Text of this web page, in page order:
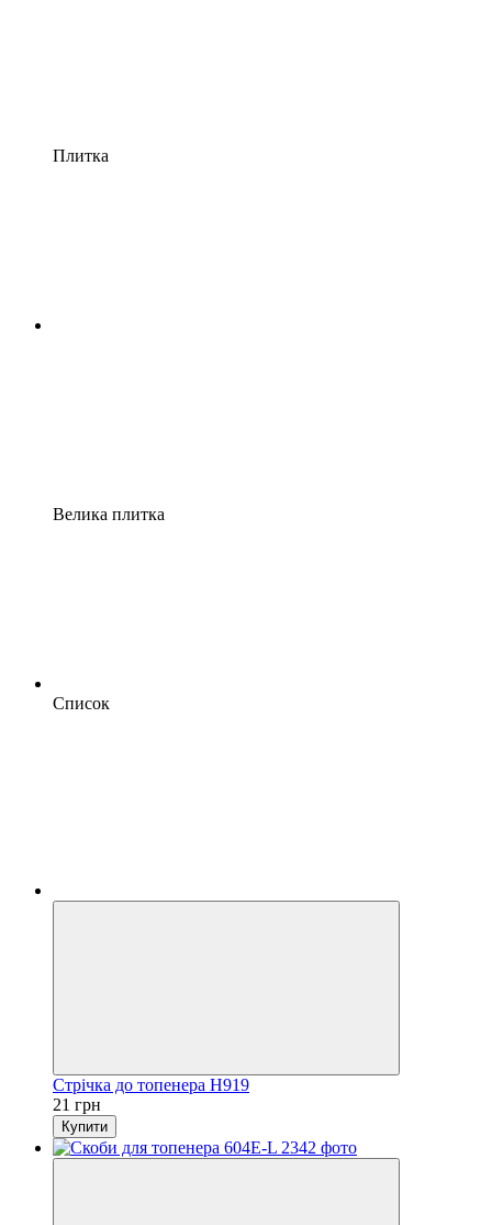
Плитка
Велика плитка
Список
Стрічка до топенера Н919
21 грн
Купити